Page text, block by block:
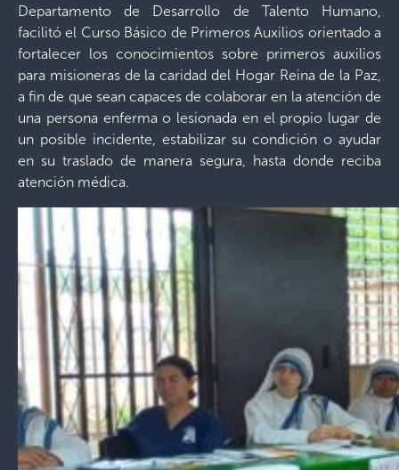
Departamento de Desarrollo de Talento Humano,
facilitó el Curso Básico de Primeros Auxilios orientado a
fortalecer los conocimientos sobre primeros auxilios
para misioneras de la caridad del Hogar Reina de la Paz,
a fin de que sean capaces de colaborar en la atención de
una persona enferma o lesionada en el propio lugar de
un posible incidente, estabilizar su condición o ayudar
en su traslado de manera segura, hasta donde reciba
atención médica.